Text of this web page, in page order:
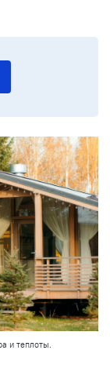
и теплоты.